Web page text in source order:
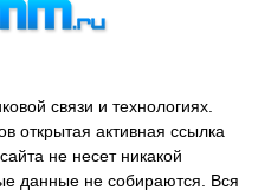
связи и технологиях.
открытая активная ссылка
не несет никакой
данные не собираются. Вся